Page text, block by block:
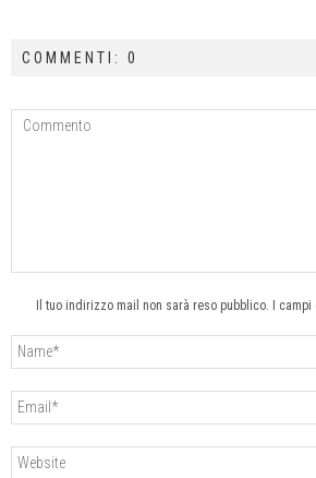
COMMENTI: 0
Il tuo indirizzo mail non sarà reso pubblico. I